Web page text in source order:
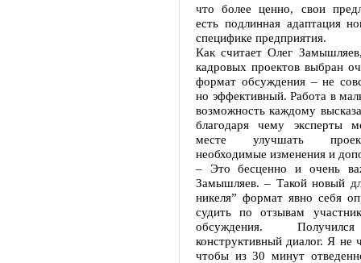
что более ценно, свои
есть подлинная адаптация
специфике предприятия.
Как считает Олег
кадровых проектов выбран
формат обсуждения – не
но эффективный. Работа в
возможность каждому
благодаря чему эксперты
месте улучшать
необходимые изменения и
– Это бесценно и очень
Замышляев. – Такой новый
никеля” формат явно себя
судить по отзывам
обсуждения.
конструктивный диалог. Я не
чтобы из 30 минут